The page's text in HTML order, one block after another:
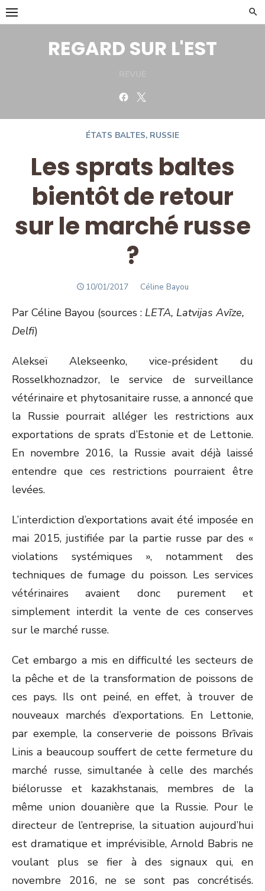
Skip
to
REGARD SUR L'EST
Facebook
ÉTATS BALTES, RUSSIE
Les sprats baltes
bientôt de retour
sur le marché russe
?
POSTED
10/01/2017 Author
Céline Bayou
Par Céline Bayou (sources : LETA, Latvijas Avīze,
Delfi)
Alekseï Alekseenko, vice-président du
Rosselkhoznadzor, le service de surveillance
vétérinaire et phytosanitaire russe, a annoncé que
la Russie pourrait alléger les restrictions aux
exportations de sprats d’Estonie et de Lettonie.
En novembre 2016, la Russie avait déjà laissé
entendre que ces restrictions pourraient être
levées.
L’interdiction d’exportations avait été imposée en
mai 2015, justifiée par la partie russe par des «
violations systémiques », notamment des
techniques de fumage du poisson. Les services
vétérinaires avaient donc purement et
simplement interdit la vente de ces conserves
sur le marché russe.
Cet embargo a mis en difficulté les secteurs de
la pêche et de la transformation de poissons de
ces pays. Ils ont peiné, en effet, à trouver de
nouveaux marchés d’exportations. En Lettonie,
par exemple, la conserverie de poissons Brīvais
Linis a beaucoup souffert de cette fermeture du
marché russe, simultanée à celle des marchés
biélorusse et kazakhstanais, membres de la
même union douanière que la Russie. Pour le
directeur de l’entreprise, la situation aujourd’hui
est dramatique et imprévisible, Arnold Babris ne
voulant plus se fier à des signaux qui, en
novembre 2016, ne se sont pas concrétisés.